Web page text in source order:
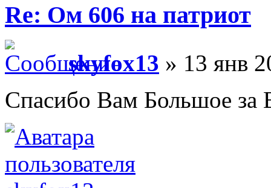
Re: Ом 606 на патриот
skyfox13 » 13 янв
Спасибо Вам Большое за